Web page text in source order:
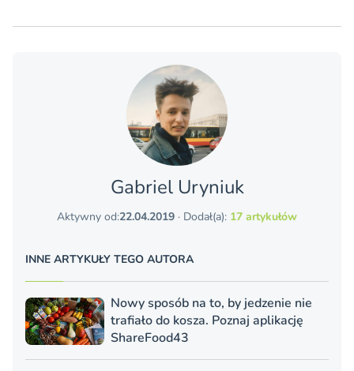
Gabriel Uryniuk
Aktywny od:22.04.2019 · Dodał(a): 17 artykułów
INNE ARTYKUŁY TEGO AUTORA
Nowy sposób na to, by jedzenie nie
trafiało do kosza. Poznaj aplikację
ShareFood43